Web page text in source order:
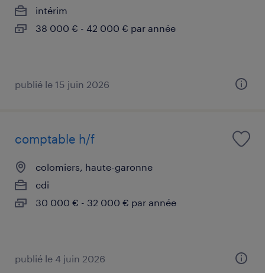
intérim
38 000 € - 42 000 € par année
publié le 15 juin 2026
comptable h/f
colomiers, haute-garonne
cdi
30 000 € - 32 000 € par année
publié le 4 juin 2026